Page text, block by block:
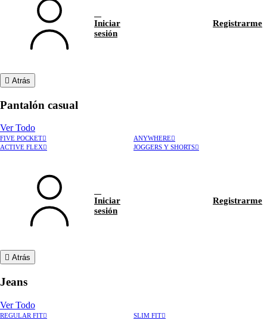
Iniciar
sesión
Registrarme
Atrás
Pantalón casual
Ver Todo
FIVE POCKET
ANYWHERE
ACTIVE FLEX
JOGGERS Y SHORTS
Iniciar
sesión
Registrarme
Atrás
Jeans
Ver Todo
REGULAR FIT
SLIM FIT